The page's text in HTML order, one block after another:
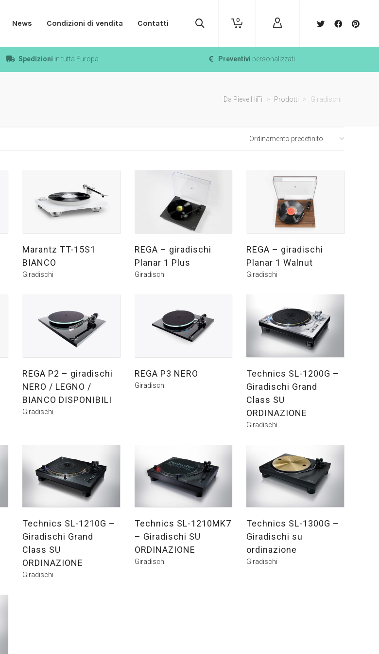
News Condizioni di vendita Contatti 0
Spedizioni in tutta Europa Preventivi personalizzati
Da Pieve HiFi > Prodotti > Giradischi
Marantz TT-15S1
BIANCO
Giradischi
REGA – giradischi
Planar 1 Plus
Giradischi
REGA – giradischi
Planar 1 Walnut
Giradischi
REGA P2 – giradischi
NERO / LEGNO /
BIANCO DISPONIBILI
Giradischi
REGA P3 NERO
Giradischi
Technics SL-1200G –
Giradischi Grand
Class SU
ORDINAZIONE
Giradischi
Technics SL-1210G –
Giradischi Grand
Class SU
ORDINAZIONE
Giradischi
Technics SL-1210MK7
– Giradischi SU
ORDINAZIONE
Giradischi
Technics SL-1300G –
Giradischi su
ordinazione
Giradischi